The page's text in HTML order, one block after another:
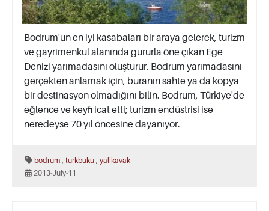
Bodrum'un en iyi kasabaları bir araya gelerek, turizm
ve gayrimenkul alanında gururla öne çıkan Ege
Denizi yarımadasını oluşturur. Bodrum yarımadasını
gerçekten anlamak için, buranın sahte ya da kopya
bir destinasyon olmadığını bilin. Bodrum, Türkiye'de
eğlence ve keyfi icat etti; turizm endüstrisi ise
neredeyse 70 yıl öncesine dayanıyor.
bodrum turkbuku yalikavak
2013-July-11